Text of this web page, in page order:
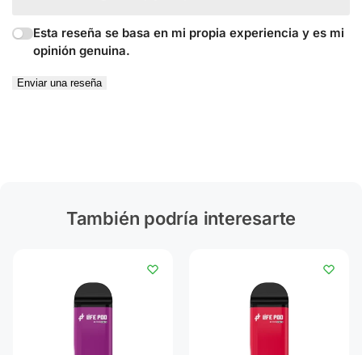
Esta reseña se basa en mi propia experiencia y es mi
opinión genuina.
Enviar una reseña
También podría interesarte